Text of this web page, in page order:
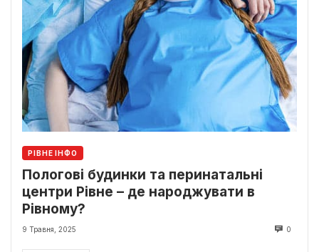
РІВНЕ ІНФО
Пологові будинки та перинатальні
центри Рівне – де народжувати в
Рівному?
9 Травня, 2025 0